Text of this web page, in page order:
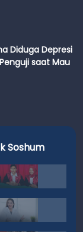
Diduga Depresi
saat Mau
Soshum